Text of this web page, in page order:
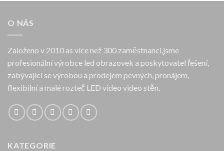
O NÁS
Založeno v 2010 as více než 300 zaměstnanci,jsme
profesionální výrobce led obrazovek a poskytovatel řešení,
zabývající se výrobou a prodejem pevných, pronájem,
flexibilní a malé rozteč LED video video stěn.
KATEGORIE